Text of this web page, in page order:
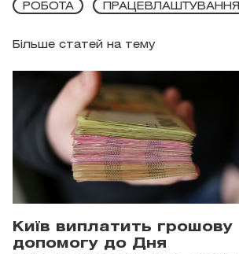
Більше статей на тему
РОБОТА ПРАЦЕВЛАШТУВАННЯ
Київ виплатить грошову
допомогу до Дня